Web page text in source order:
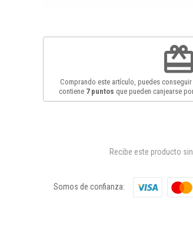
redeem
Comprando este artículo, puedes conseguir
contiene 7puntos que pueden canjearse
Recibe este producto
Somos de confianza: